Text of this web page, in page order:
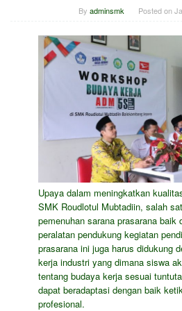
By adminsmk Posted on
Upaya dalam meningkatkan
SMK Roudlotul Mubtadiin, salah
pemenuhan sarana prasarana baik
peralatan pendukung kegiatan
prasarana ini juga harus didukung
kerja industri yang dimana siswa
tentang budaya kerja sesuai
dapat beradaptasi dengan baik
profesional.